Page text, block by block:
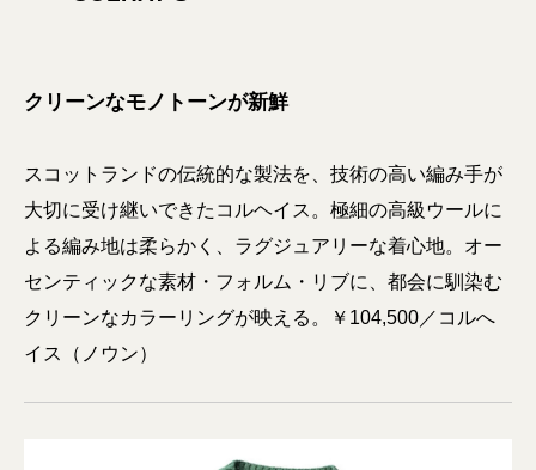
クリーンなモノトーンが新鮮
スコットランドの伝統的な製法を、技術の高い編み手が
大切に受け継いできたコルヘイス。極細の高級ウールに
よる編み地は柔らかく、ラグジュアリーな着心地。オー
センティックな素材・フォルム・リブに、都会に馴染む
クリーンなカラーリングが映える。￥104,500／コルへ
イス（ノウン）